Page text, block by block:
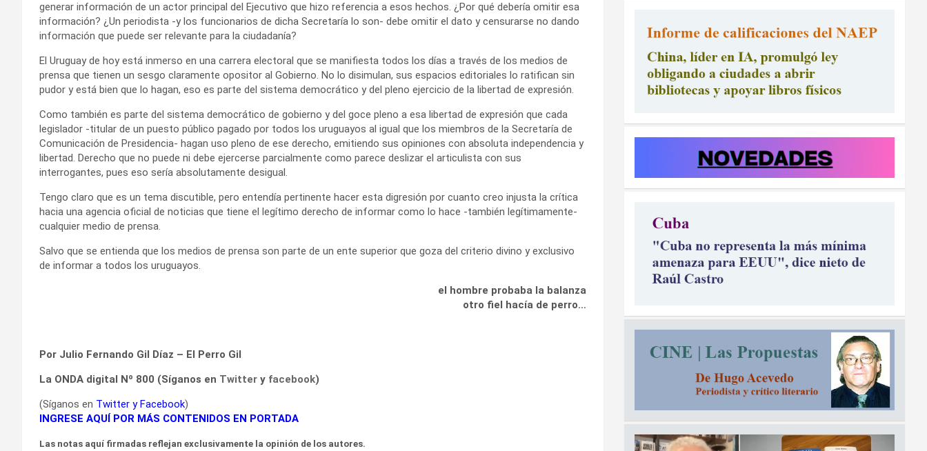
generar información de un actor principal del Ejecutivo que hizo referencia a esos hechos. ¿Por qué debería omitir esa
información? ¿Un periodista -y los funcionarios de dicha Secretaría lo son- debe omitir el dato y censurarse no dando
información que puede ser relevante para la ciudadanía?
El Uruguay de hoy está inmerso en una carrera electoral que se manifiesta todos los días a través de los medios de
prensa que tienen un sesgo claramente opositor al Gobierno. No lo disimulan, sus espacios editoriales lo ratifican sin
pudor y está bien que lo hagan, eso es parte del sistema democrático y del pleno ejercicio de la libertad de expresión.
Como también es parte del sistema democrático de gobierno y del goce pleno a esa libertad de expresión que cada
legislador -titular de un puesto público pagado por todos los uruguayos al igual que los miembros de la Secretaría de
Comunicación de Presidencia- hagan uso pleno de ese derecho, emitiendo sus opiniones con absoluta independencia y
libertad. Derecho que no puede ni debe ejercerse parcialmente como parece deslizar el articulista con sus
interrogantes, pues eso sería absolutamente desigual.
Tengo claro que es un tema discutible, pero entendía pertinente hacer esta digresión por cuanto creo injusta la crítica
hacia una agencia oficial de noticias que tiene el legítimo derecho de informar como lo hace -también legítimamente-
cualquier medio de prensa.
Salvo que se entienda que los medios de prensa son parte de un ente superior que goza del criterio divino y exclusivo
de informar a todos los uruguayos.
el hombre probaba la balanza
otro fiel hacía de perro…
Por Julio Fernando Gil Díaz – El Perro Gil
La ONDA digital Nº 800 (Síganos en Twitter y facebook)
(Síganos en Twitter yFacebook)
INGRESE AQUÍ POR MÁS CONTENIDOS EN PORTADA
Las notas aquí firmadas reflejan exclusivamente la opinión de los autores.